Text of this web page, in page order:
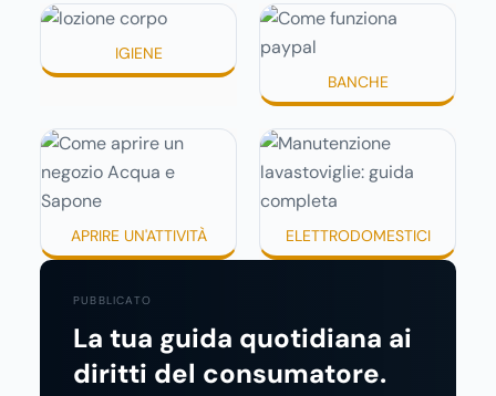
IGIENE
BANCHE
APRIRE UN'ATTIVITÀ ELETTRODOMESTICI
PUBBLICATO
La tua guida quotidiana ai
diritti del consumatore.